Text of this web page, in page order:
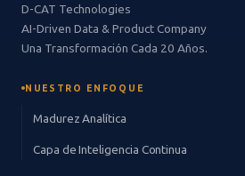
D-CAT Technologies
AI-Driven Data & Product Company
Una Transformación Cada 20 Años.
NUESTRO ENFOQUE
Madurez Analítica
Capa de Inteligencia Continua